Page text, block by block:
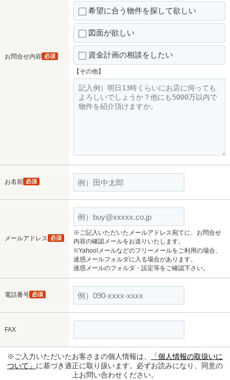
お問合せ内容 必須
希望に合う物件を探して欲しい
図面が欲しい
資金計画の相談をしたい
【その他】
お名前 必須
メールアドレス 必須
※ご記入いただいたメールアドレス宛てに、お問合せ
内容の確認メールをお送りいたします。
※Yahoo!メールなどのフリーメールをご利用の場合、
迷惑メールフォルダに入る場合があります。
迷惑メールのフォルダ・設定等をご確認下さい。
電話番号 必須
FAX
※ご入力いただいたお客さまの個人情報は、
「個人情報の取扱いに
ついて」 に基づき適正に取り扱います。必ずお読みになり、同意の
上お問い合わせください。